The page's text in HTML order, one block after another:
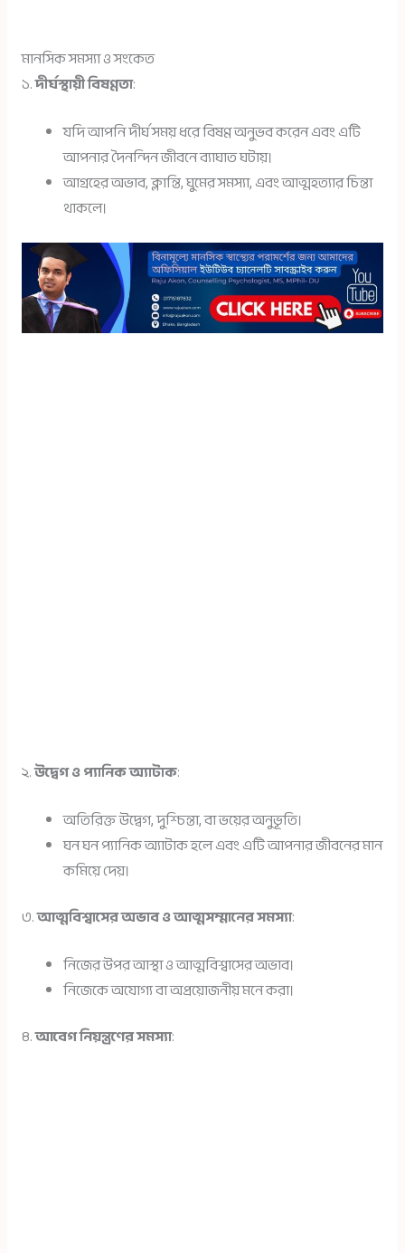
মানসিক সমস্যা ও সংকেত
১.দীর্ঘস্থায়ী বিষণ্ণতা:
যদি আপনি দীর্ঘ সময় ধরে বিষণ্ণ অনুভব করেন এবং এটি
আপনার দৈনন্দিন জীবনে ব্যাঘাত ঘটায়।
আগ্রহের অভাব, ক্লান্তি, ঘুমের সমস্যা, এবং আত্মহত্যার চিন্তা
থাকলে।
২.উদ্বেগ ও প্যানিক অ্যাটাক:
অতিরিক্ত উদ্বেগ, দুশ্চিন্তা, বা ভয়ের অনুভূতি।
ঘন ঘন প্যানিক অ্যাটাক হলে এবং এটি আপনার জীবনের মান
কমিয়ে দেয়।
৩.আত্মবিশ্বাসের অভাব ও আত্মসম্মানের সমস্যা:
নিজের উপর আস্থা ও আত্মবিশ্বাসের অভাব।
নিজেকে অযোগ্য বা অপ্রয়োজনীয় মনে করা।
৪.আবেগ নিয়ন্ত্রণের সমস্যা: